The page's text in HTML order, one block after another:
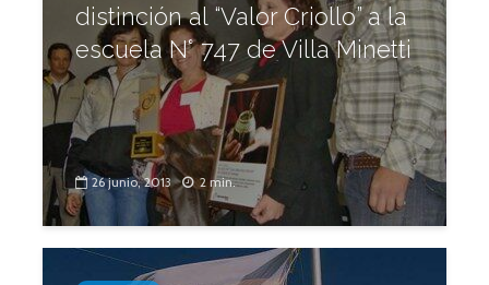
distinción al “Valor Criollo” a la
escuela N° 747 de Villa Minetti
26 junio, 2013 2 min.